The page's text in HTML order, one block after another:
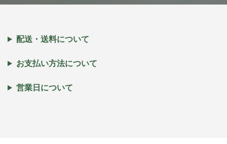
配送・送料について
お支払い方法について
営業日について